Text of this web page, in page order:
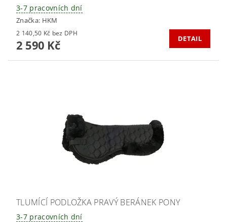
3-7 pracovních dní
Značka: HKM
2 140,50 Kč bez DPH
2 590 Kč DETAIL
TLUMÍCÍ PODLOŽKA PRAVÝ BERÁNEK PONY
3-7 pracovních dní